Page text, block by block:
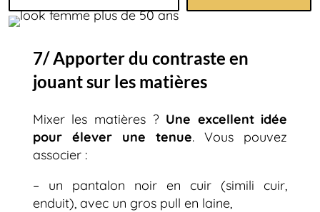
7/ Apporter du contraste en
jouant sur les matières
Mixer les matières ? Une excellent idée
pour élever une tenue. Vous pouvez
associer :
– un pantalon noir en cuir (simili cuir,
enduit), avec un gros pull en laine,